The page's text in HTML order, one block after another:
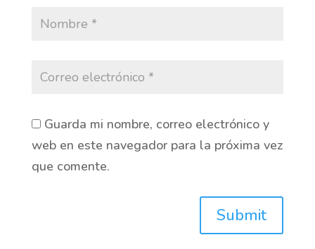
Guarda mi nombre, correo electrónico y
web en este navegador para la próxima vez
que comente.
Submit